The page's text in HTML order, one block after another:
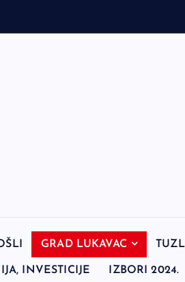
GRAD LUKAVAC
INVESTICIJE IZBORI 2024.